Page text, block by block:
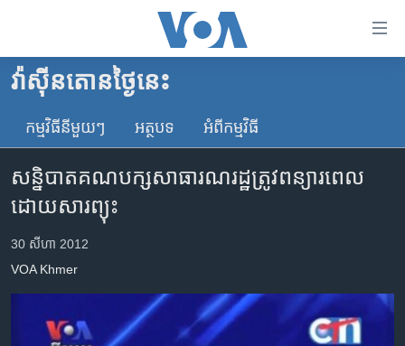
គេហទំព័រ​
ទាក់ទង
និង​
ចូល​
ទំព័រ​
ព័ត៌មាន​​
ម្តង
រំលង​
កម្ពុជា
អន្តរជាតិ
ទូរទស្សន៍ / វីដេអូ​
វ៉ាស៊ីនតោន​ថ្ងៃ​នេះ
កម្មវិធី​នីមួយៗ អត្ថបទ​ អំពី​កម្មវិធី​
សន្និបាត​គណបក្ស​សាធារណរដ្ឋ​ត្រូវ​ពន្យារ​ពេល​
ដោយ​សារព្យុះ
30 សីហា 2012
VOA Khmer